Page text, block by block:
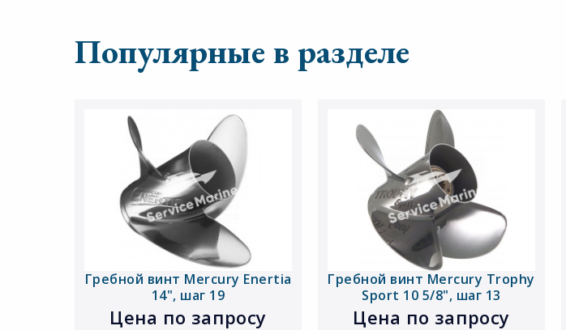
Популярные в разделе
Гребной винт Mercury Enertia
14", шаг 19
Цена по запросу
Гребной винт Mercury Trophy
Sport 10 5/8", шаг 13
Цена по запросу